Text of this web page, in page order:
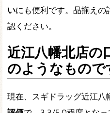
いにも便利です。品揃えの
認ください。
近江八幡北店の
のようなもので
現在、スギドラッグ近江八